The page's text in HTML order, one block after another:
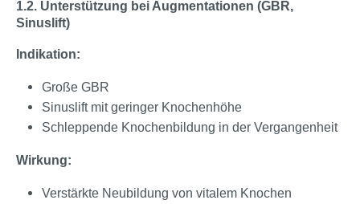
1.2. Unterstützung bei Augmentationen (GBR,
Sinuslift)
Indikation:
Große GBR
Sinuslift mit geringer Knochenhöhe
Schleppende Knochenbildung in der Vergangenheit
Wirkung:
Verstärkte Neubildung von vitalem Knochen